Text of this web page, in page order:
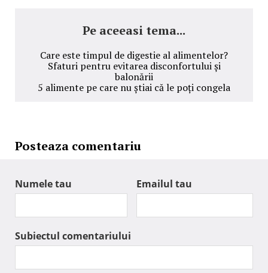
Pe aceeasi tema...
Care este timpul de digestie al alimentelor?
Sfaturi pentru evitarea disconfortului și
balonării
5 alimente pe care nu știai că le poți congela
Posteaza comentariu
Numele tau Emailul tau
Subiectul comentariului